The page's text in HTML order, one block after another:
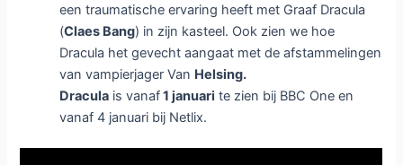
een traumatische ervaring heeft met Graaf Dracula
(Claes Bang) in zijn kasteel. Ook zien we hoe
Dracula het gevecht aangaat met de afstammelingen
van vampierjager Van Helsing.
Dracula is vanaf1 januari te zien bij BBC One en
vanaf 4 januari bij Netlix.